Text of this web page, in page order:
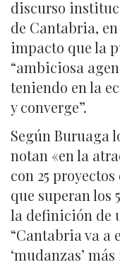
discurso
de Cantabria,
impacto que la
“ambiciosa
teniendo en la
y converge”.
Según Buruaga
notan «en la
con 25
que superan los
la definición de
“Cantabria va a
‘mudanzas’